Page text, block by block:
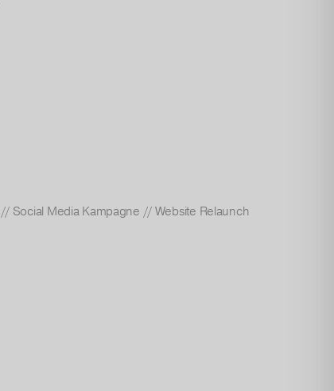
// Social Media Kampagne // Website Relaunch